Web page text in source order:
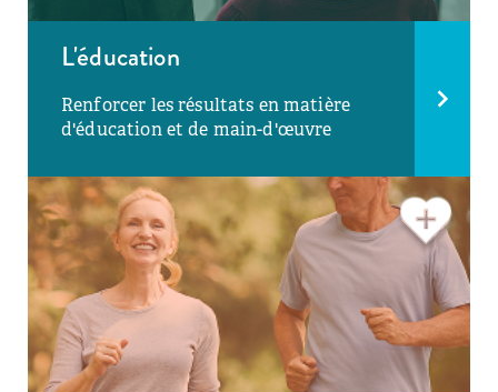
L'éducation
Renforcer les résultats en matière
d'éducation et de main-d'œuvre